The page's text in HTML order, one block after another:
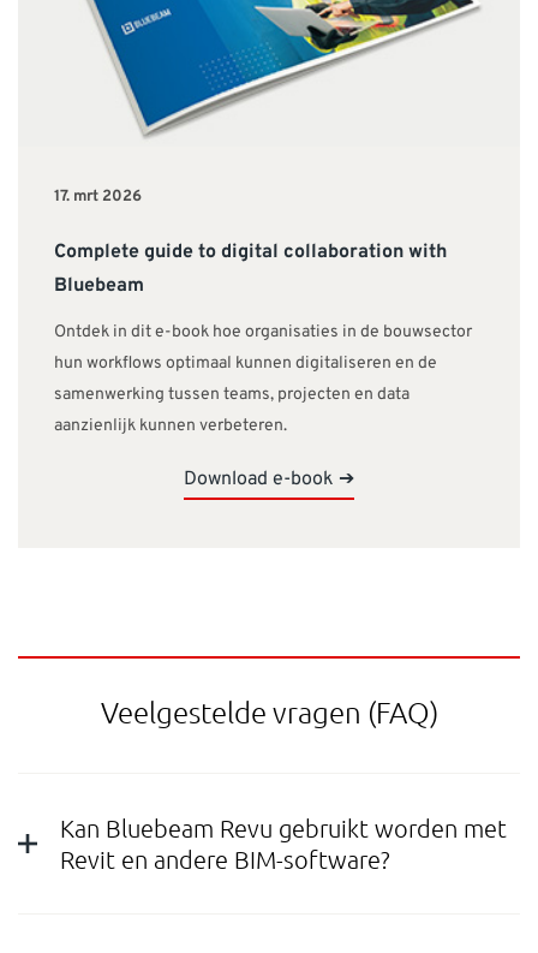
17. mrt 2026
Complete guide to digital collaboration with
Bluebeam
Ontdek in dit e-book hoe organisaties in de bouwsector
hun workflows optimaal kunnen digitaliseren en de
samenwerking tussen teams, projecten en data
aanzienlijk kunnen verbeteren.
Download e-book ➔
Veelgestelde vragen (FAQ)
Kan Bluebeam Revu gebruikt worden met
Revit en andere BIM-software?